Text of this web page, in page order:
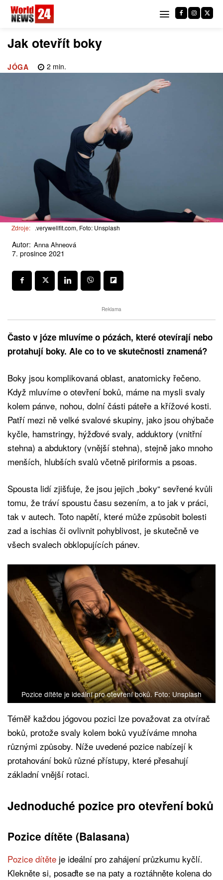
Jak otevřít boky
JÓGA 2 min.
Zdroje: .verywellfit.com, Foto: Unsplash
Autor: Anna Ahneová
7. prosince 2021
Reklama
Často v józe mluvíme o pózách, které otevírají nebo
protahují boky. Ale co to ve skutečnosti znamená?
Boky jsou komplikovaná oblast, anatomicky řečeno.
Když mluvíme o otevření boků, máme na mysli svaly
kolem pánve, nohou, dolní části páteře a křížové kosti.
Patří mezi ně velké svalové skupiny, jako jsou ohýbače
kyčle, hamstringy, hýžďové svaly, adduktory (vnitřní
stehna) a abduktory (vnější stehna), stejně jako mnoho
menších, hlubších svalů včetně piriformis a psoas.
Spousta lidí zjišťuje, že jsou jejich „boky“ sevřené kvůli
tomu, že tráví spoustu času sezením, a to jak v práci,
tak v autech. Toto napětí, které může způsobit bolesti
zad a ischias či ovlivnit pohyblivost, je skutečně ve
všech svalech obklopujících pánev.
Pozice dítěte je ideální pro otevření boků. Foto: Unsplash
Téměř každou jógovou pozici lze považovat za otvírač
boků, protože svaly kolem boků využíváme mnoha
různými způsoby. Níže uvedené pozice nabízejí k
protahování boků různé přístupy, které přesahují
základní vnější rotaci.
Jednoduché pozice pro otevření boků
Pozice dítěte (Balasana)
Pozice dítěte je ideální pro zahájení průzkumu kyčlí.
Klekněte si, posaďte se na paty a roztáhněte kolena do